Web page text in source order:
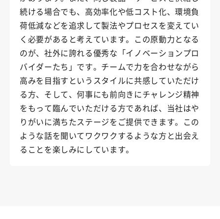
続ける場合でも、高効率化や低コスト化、環境負
荷低減などを追求して製法やプロセスを変えてい
く必要があると考えています。この原動力となる
のが、社外に誇れる優秀な「イノベーションプロ
バイダーたち」です。チームで力を合わせながら
高みを目指すというスタイルに共感していただけ
る方、そして、何事にも前向きにチャレンジ精神
をもって臨んでいただける方であれば、当社はや
りがいに満ちたステージをご提供できます。この
ような話を聞いてワクワクするような方と出会え
ることを楽しみにしています。